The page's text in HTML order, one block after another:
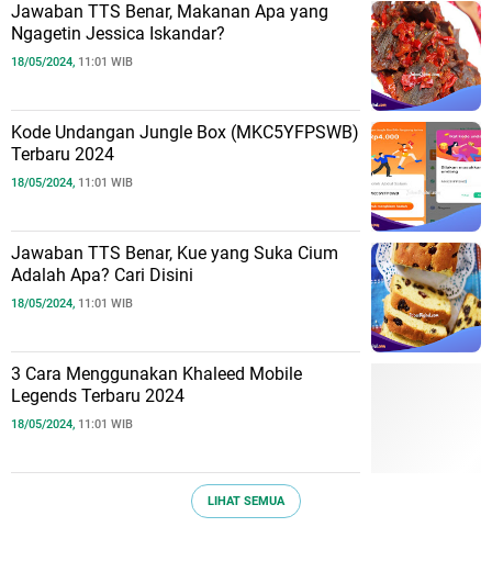
Jawaban TTS Benar, Makanan Apa yang
Ngagetin Jessica Iskandar?
18/05/2024, 11:01 WIB
Kode Undangan Jungle Box (MKC5YFPSWB)
Terbaru 2024
18/05/2024, 11:01 WIB
Jawaban TTS Benar, Kue yang Suka Cium
Adalah Apa? Cari Disini
18/05/2024, 11:01 WIB
3 Cara Menggunakan Khaleed Mobile
Legends Terbaru 2024
18/05/2024, 11:01 WIB
LIHAT SEMUA